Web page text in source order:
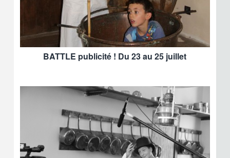
BATTLE publicité ! Du 23 au 25 juillet